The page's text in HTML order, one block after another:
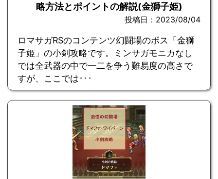
略方法とポイントの解説(金獅子姫)
投稿日：2023/08/04
ロマサガRSのコンテンツ幻闘場のボス「金獅
子姫」の小剣攻略です。ミンサガモニカなし
では全武器の中で一二を争う難易度の高さで
すが、ここでは･･･